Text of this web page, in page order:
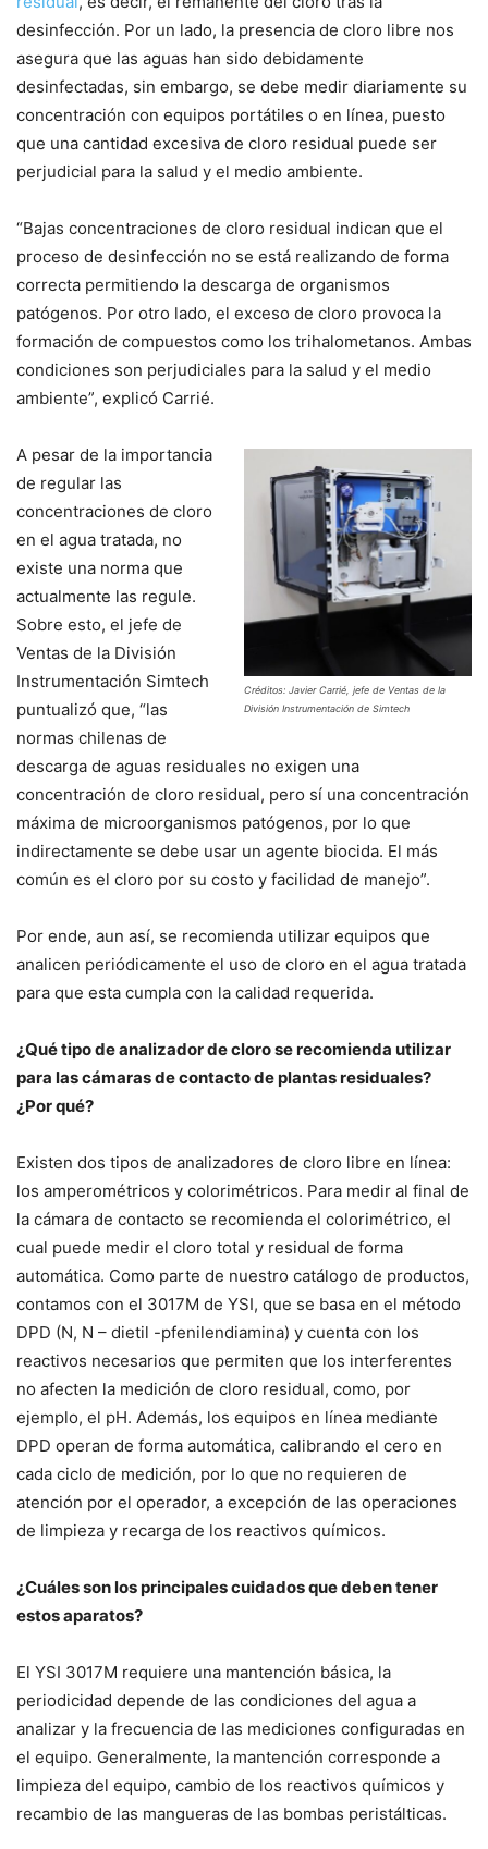
desinfección. Por un lado, la presencia de cloro libre nos
asegura que las aguas han sido debidamente
desinfectadas, sin embargo, se debe medir diariamente su
concentración con equipos portátiles o en línea, puesto
que una cantidad excesiva de cloro residual puede ser
perjudicial para la salud y el medio ambiente.
“Bajas concentraciones de cloro residual indican que el
proceso de desinfección no se está realizando de forma
correcta permitiendo la descarga de organismos
patógenos. Por otro lado, el exceso de cloro provoca la
formación de compuestos como los trihalometanos. Ambas
condiciones son perjudiciales para la salud y el medio
ambiente”, explicó Carrié.
Créditos: Javier Carrié, jefe de Ventas de la
División Instrumentación de Simtech
A pesar de la importancia
de regular las
concentraciones de cloro
en el agua tratada, no
existe una norma que
actualmente las regule.
Sobre esto, el jefe de
Ventas de la División
Instrumentación Simtech
puntualizó que, “las
normas chilenas de
descarga de aguas residuales no exigen una
concentración de cloro residual, pero sí una concentración
máxima de microorganismos patógenos, por lo que
indirectamente se debe usar un agente biocida. El más
común es el cloro por su costo y facilidad de manejo”.
Por ende, aun así, se recomienda utilizar equipos que
analicen periódicamente el uso de cloro en el agua tratada
para que esta cumpla con la calidad requerida.
¿Qué tipo de analizador de cloro se recomienda utilizar
para las cámaras de contacto de plantas residuales?
¿Por qué?
Existen dos tipos de analizadores de cloro libre en línea:
los amperométricos y colorimétricos. Para medir al final de
la cámara de contacto se recomienda el colorimétrico, el
cual puede medir el cloro total y residual de forma
automática. Como parte de nuestro catálogo de productos,
contamos con el 3017M de YSI, que se basa en el método
DPD (N, N – dietil -pfenilendiamina) y cuenta con los
reactivos necesarios que permiten que los interferentes
no afecten la medición de cloro residual, como, por
ejemplo, el pH. Además, los equipos en línea mediante
DPD operan de forma automática, calibrando el cero en
cada ciclo de medición, por lo que no requieren de
atención por el operador, a excepción de las operaciones
de limpieza y recarga de los reactivos químicos.
¿Cuáles son los principales cuidados que deben tener
estos aparatos?
El YSI 3017M requiere una mantención básica, la
periodicidad depende de las condiciones del agua a
analizar y la frecuencia de las mediciones configuradas en
el equipo. Generalmente, la mantención corresponde a
limpieza del equipo, cambio de los reactivos químicos y
recambio de las mangueras de las bombas peristálticas.